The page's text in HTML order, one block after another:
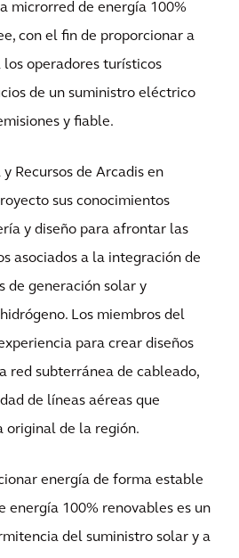
microrred de energía 100%
con el fin de proporcionar a
los operadores turísticos
de un suministro eléctrico
y fiable.
Recursos de Arcadis en
sus conocimientos
y diseño para afrontar las
asociados a la integración de
de generación solar y
Los miembros del
para crear diseños
red subterránea de cableado,
de líneas aéreas que
original de la región.
energía de forma estable
energía 100% renovables es un
del suministro solar y a